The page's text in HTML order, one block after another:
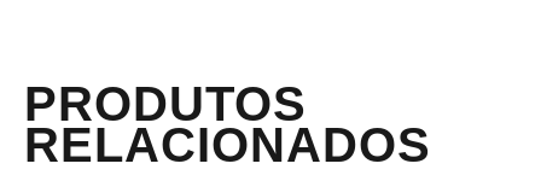
PRODUTOS
RELACIONADOS